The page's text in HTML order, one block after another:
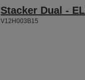
Stacker Dual -
V12H003B15